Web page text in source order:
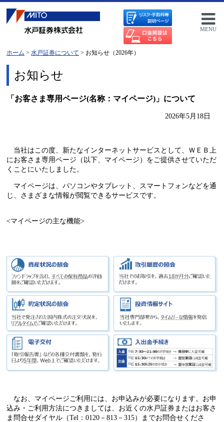
MENU
ホーム > 水戸証券について > お知らせ（2026年）
お知らせ
「お客さま専用ページ(名称：マイページ)」について
2026年5月18日
当社はこの度、新たなインターネットサービスとして、ＷＥＢ上
にお客さま専用ページ（以下、マイページ）をご提供させていただ
くことにいたしました。
マイページは、パソコンやタブレット、スマートフォンなどを通
じ、さまざまな情報が閲覧できるサービスです。
<マイページの主な機能>
なお、マイページご利用には、お申込みが必要になります。お申
込み・ご利用方法につきましては、お近くの水戸証券またはお客さ
ま問合せダイヤル（Tel：0120－813－315）までお問合せくださ